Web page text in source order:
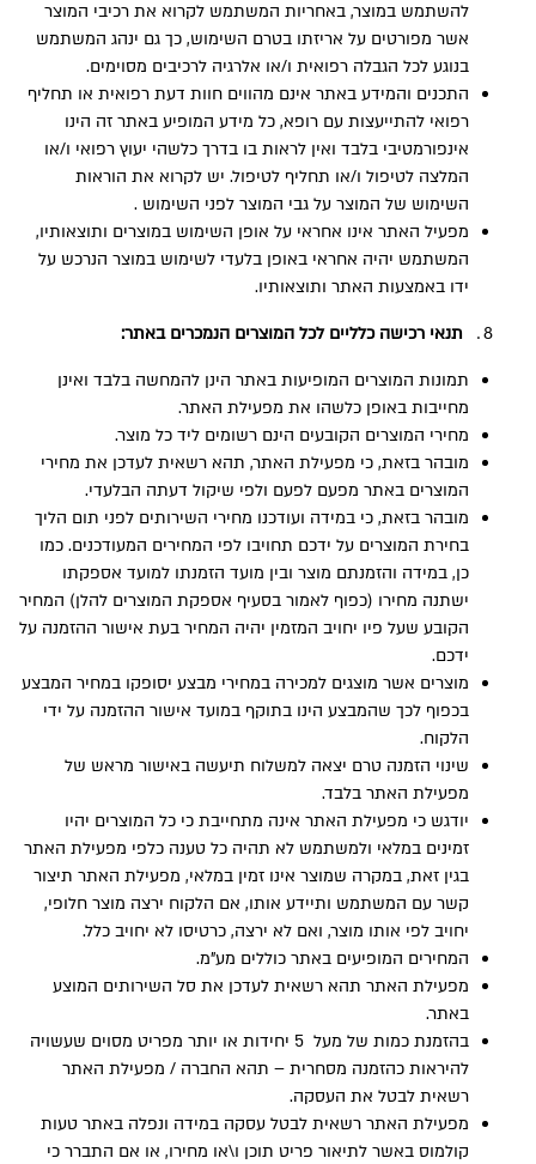
להשתמש במוצר, באחריות המשתמש לקרוא את רכיבי המוצר
אשר מפורטים על אריזתו בטרם השימוש, כך גם ינהג המשתמש
בנוגע לכל הגבלה רפואית ו/או אלרגיה לרכיבים מסוימים.
התכנים והמידע באתר אינם מהווים חוות דעת רפואית או תחליף
רפואי להתייעצות עם רופא, כל מידע המופיע באתר זה הינו
אינפורמטיבי בלבד ואין לראות בו בדרך כלשהי יעוץ רפואי ו/או
המלצה לטיפול ו/או תחליף לטיפול. יש לקרוא את הוראות
השימוש של המוצר על גבי המוצר לפני השימוש .
מפעיל האתר אינו אחראי על אופן השימוש במוצרים ותוצאותיו,
המשתמש יהיה אחראי באופן בלעדי לשימוש במוצר הנרכש על
ידו באמצעות האתר ותוצאותיו.
תנאי רכישה כלליים לכל המוצרים הנמכרים באתר:
תמונות המוצרים המופיעות באתר הינן להמחשה בלבד ואינן
מחייבות באופן כלשהו את מפעילת האתר.
מחירי המוצרים הקובעים הינם רשומים ליד כל מוצר.
מובהר בזאת, כי מפעילת האתר, תהא רשאית לעדכן את מחירי
המוצרים באתר מפעם לפעם ולפי שיקול דעתה הבלעדי.
מובהר בזאת, כי במידה ועודכנו מחירי השירותים לפני תום הליך
בחירת המוצרים על ידכם תחויבו לפי המחירים המעודכנים. כמו
כן, במידה והזמנתם מוצר ובין מועד הזמנתו למועד אספקתו
ישתנה מחירו (כפוף לאמור בסעיף אספקת המוצרים להלן) המחיר
הקובע שעל פיו יחויב המזמין יהיה המחיר בעת אישור ההזמנה על
ידכם.
מוצרים אשר מוצגים למכירה במחירי מבצע יסופקו במחיר המבצע
בכפוף לכך שהמבצע הינו בתוקף במועד אישור ההזמנה על ידי
הלקוח.
שינוי הזמנה טרם יצאה למשלוח תיעשה באישור מראש של
מפעילת האתר בלבד.
יודגש כי מפעילת האתר אינה מתחייבת כי כל המוצרים יהיו
זמינים במלאי ולמשתמש לא תהיה כל טענה כלפי מפעילת האתר
בגין זאת, במקרה שמוצר אינו זמין במלאי, מפעילת האתר תיצור
קשר עם המשתמש ותיידע אותו, אם הלקוח ירצה מוצר חלופי,
יחויב לפי אותו מוצר, ואם לא ירצה, כרטיסו לא יחויב כלל.
המחירים המופיעים באתר כוללים מע”מ.
מפעילת האתר תהא רשאית לעדכן את סל השירותים המוצע
באתר.
בהזמנת כמות של מעל 5 יחידות או יותר מפריט מסוים שעשויה
להיראות כהזמנה מסחרית – תהא החברה / מפעילת האתר
רשאית לבטל את העסקה.
מפעילת האתר רשאית לבטל עסקה במידה ונפלה באתר טעות
קולמוס באשר לתיאור פריט תוכן ו\או מחירו, או אם התברר כי